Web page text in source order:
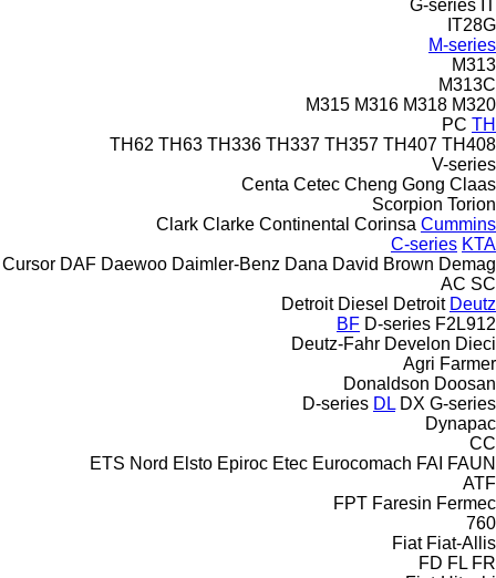
G-series
IT28G
M-series
M313
M313C
M315 M316 M318 M320
PC TH
TH62 TH63 TH336 TH337 TH357 TH407 TH408
V-series
Centa Cetec Cheng Gong Claas
Scorpion Torion
Clark Clarke Continental Corinsa Cummins
C-series KTA
Cursor DAF Daewoo Daimler-Benz Dana David Brown Demag
AC SC
Detroit Diesel Detroit Deutz
BF D-series F2L912
Deutz-Fahr Develon Dieci
Agri Farmer
Donaldson Doosan
D-series DL DX G-series
Dynapac
CC
ETS Nord Elsto Epiroc Etec Eurocomach FAI FAUN
ATF
FPT Faresin Fermec
760
Fiat Fiat-Allis
FD FL FR